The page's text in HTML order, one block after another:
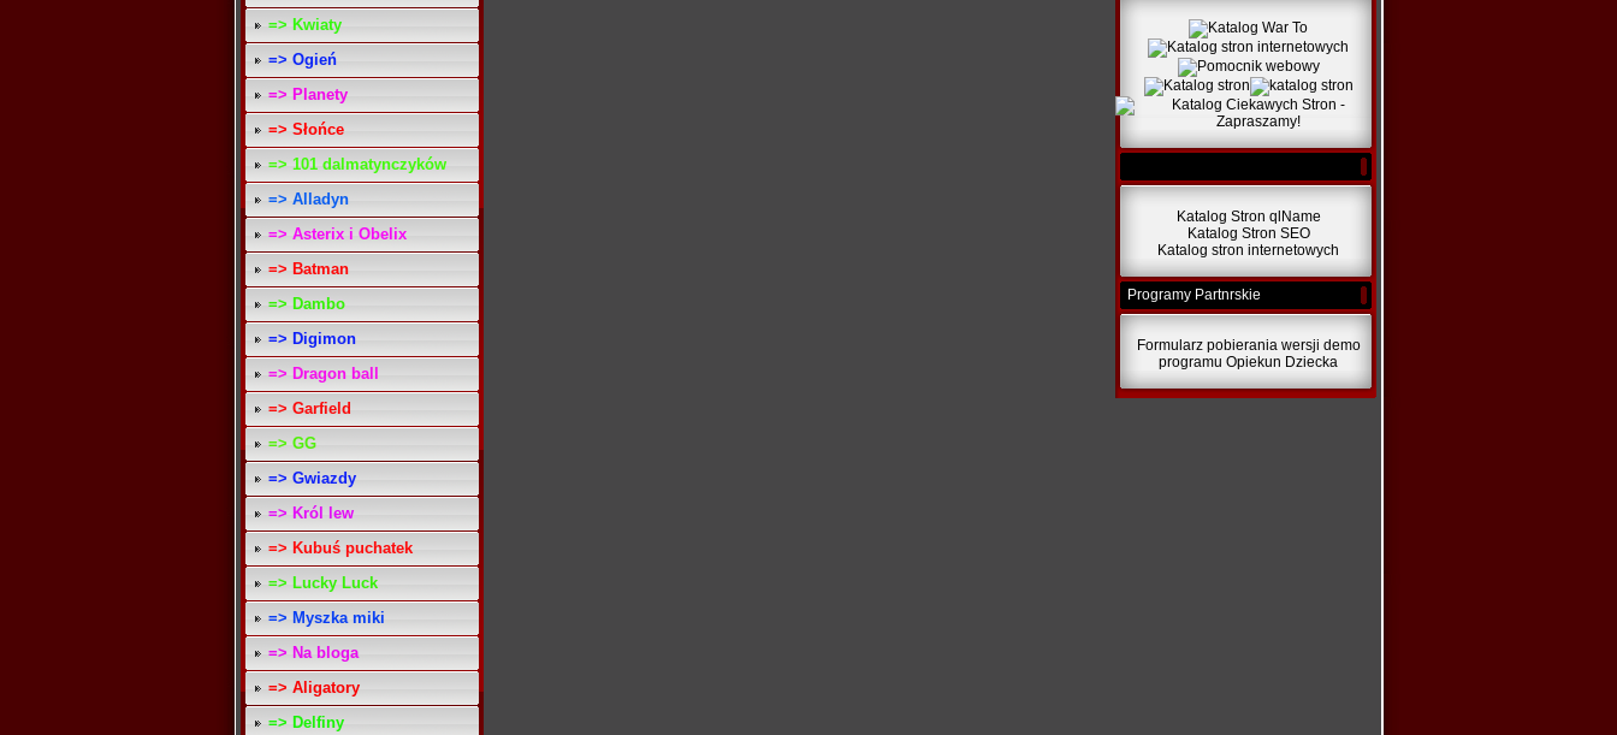
=> Kwiaty
=> Ogień
=> Planety
=> Słońce
=> 101 dalmatynczyków
=> Alladyn
=> Asterix i Obelix
=> Batman
=> Dambo
=> Digimon
=> Dragon ball
=> Garfield
=> GG
=> Gwiazdy
=> Król lew
=> Kubuś puchatek
=> Lucky Luck
=> Myszka miki
=> Na bloga
=> Aligatory
=> Delfiny
Katalog Stron qlName
Katalog Stron SEO
Katalog stron internetowych
Programy Partnrskie
Formularz pobierania wersji demo
programu Opiekun Dziecka